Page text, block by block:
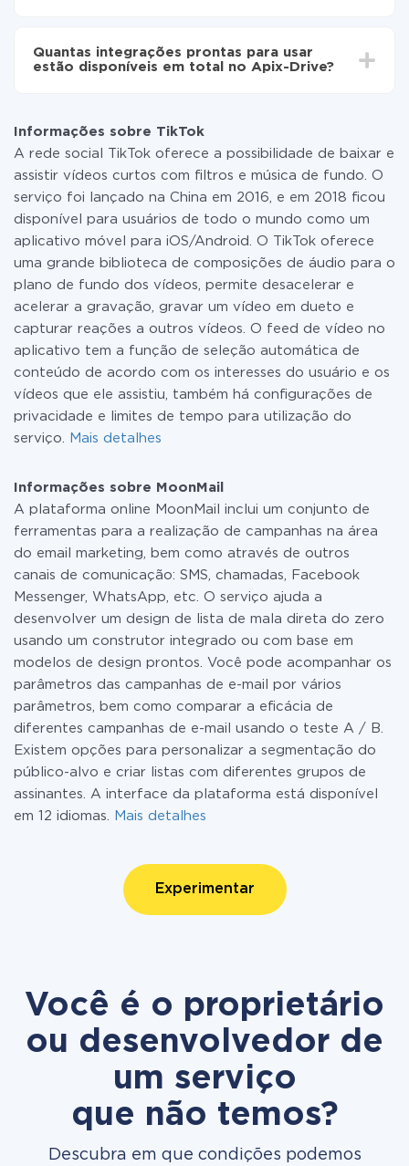
as tarifas. Você paga apenas pela quantidade de
dados que é realmente transferida de um de seus
ou mudar para um de pago, se necessário. Mais
detalhes sobre tarifas
Quantas integrações prontas para usar
estão disponíveis em total no Apix-Drive?
Informações sobre TikTok
A rede social TikTok oferece a possibilidade de baixar e
assistir vídeos curtos com filtros e música de fundo. O
serviço foi lançado na China em 2016, e em 2018 ficou
disponível para usuários de todo o mundo como um
aplicativo móvel para iOS/Android. O TikTok oferece
uma grande biblioteca de composições de áudio para o
plano de fundo dos vídeos, permite desacelerar e
acelerar a gravação, gravar um vídeo em dueto e
capturar reações a outros vídeos. O feed de vídeo no
aplicativo tem a função de seleção automática de
conteúdo de acordo com os interesses do usuário e os
vídeos que ele assistiu, também há configurações de
privacidade e limites de tempo para utilização do
serviço.
Mais detalhes
Informações sobre MoonMail
A plataforma online MoonMail inclui um conjunto de
ferramentas para a realização de campanhas na área
do email marketing, bem como através de outros
canais de comunicação: SMS, chamadas, Facebook
Messenger, WhatsApp, etc. O serviço ajuda a
desenvolver um design de lista de mala direta do zero
usando um construtor integrado ou com base em
modelos de design prontos. Você pode acompanhar os
parâmetros das campanhas de e-mail por vários
parâmetros, bem como comparar a eficácia de
diferentes campanhas de e-mail usando o teste A / B.
Existem opções para personalizar a segmentação do
público-alvo e criar listas com diferentes grupos de
assinantes. A interface da plataforma está disponível
em 12 idiomas.
Mais detalhes
Experimentar
Você é o proprietário
ou desenvolvedor de
um serviço
que não temos?
Descubra em que condições podemos